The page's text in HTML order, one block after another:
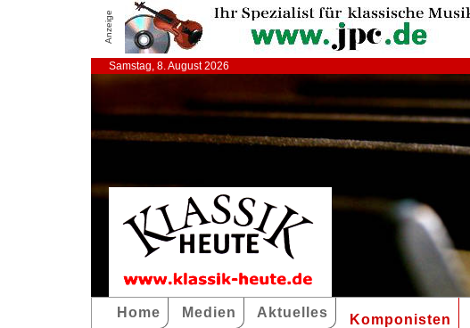
Anzeige
Samstag, 8. August 2026
Home Medien Aktuelles Komponisten